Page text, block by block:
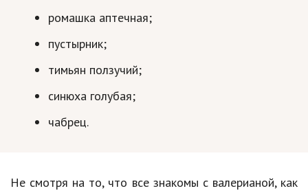
Наука и технологии
ромашка аптечная;
пустырник;
тимьян ползучий;
синюха голубая;
чабрец.
Не смотря на то, что все знакомы с валерианой, как